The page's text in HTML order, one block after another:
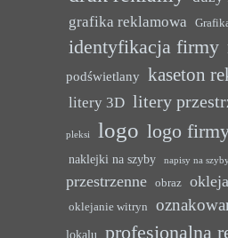
grafika reklamowa
identyfikacja firmy
podświetlany kaseton
litery 3D litery
pleksi logo logo
naklejki na szyby
napisy na
przestrzenne
obraz
oklejanie witryn
lokalu profesjonalna